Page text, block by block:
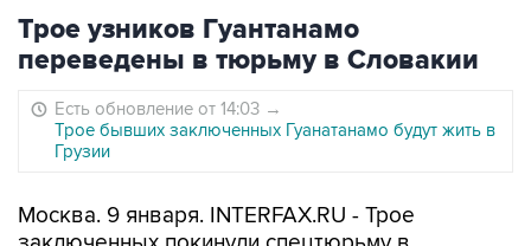
Трое узников Гуантанамо
переведены в тюрьму в Словакии
Есть обновление от 14:03 →
Трое бывших заключенных Гуанатанамо будут жить в
Грузии
Москва. 9 января. INTERFAX.RU - Трое